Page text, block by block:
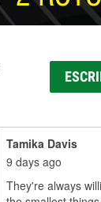
Tamika Davis
9 days ago
They're always